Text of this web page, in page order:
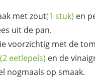
metzout(1 stuk) en
uit de pan.
voorzichtig met de
(2 eetlepels) en de
nogmaals op smaak.